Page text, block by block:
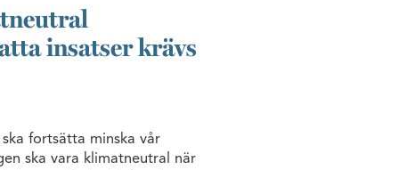
insatser krävs
fortsätta minska vår
ska vara klimatneutral när